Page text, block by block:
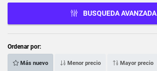
BUSQUEDA AVANZADA
Ordenar por:
Más nuevo Menor precio Mayor precio